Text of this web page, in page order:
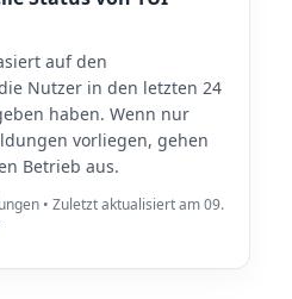
auf den
Nutzer in den letzten 24
haben. Wenn nur
vorliegen, gehen
Betrieb aus.
• Zuletzt aktualisiert am 09.